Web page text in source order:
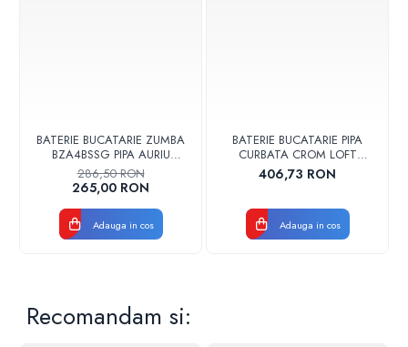
BATERIE BUCATARIE ZUMBA
BZA4BSSG PIPA AURIU
PERIAT FERRO
286,50 RON
265,00 RON
Adauga in cos
BATERIE BUCATARIE PIPA
CURBATA CROM LOFT
VALVEX 2454960
406,73 RON
Adauga in cos
Recomandam si: